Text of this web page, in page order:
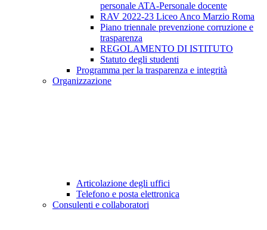
personale ATA-Personale docente
RAV 2022-23 Liceo Anco Marzio Roma
Piano triennale prevenzione corruzione e
trasparenza
REGOLAMENTO DI ISTITUTO
Statuto degli studenti
Programma per la trasparenza e integrità
Organizzazione
Articolazione degli uffici
Telefono e posta elettronica
Consulenti e collaboratori